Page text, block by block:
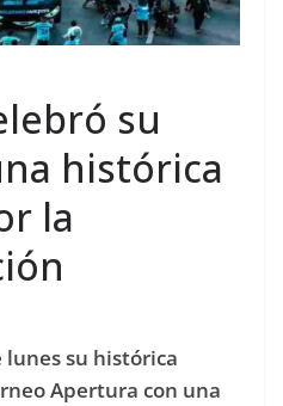
su
histórica
la
lunes su histórica
Apertura con una